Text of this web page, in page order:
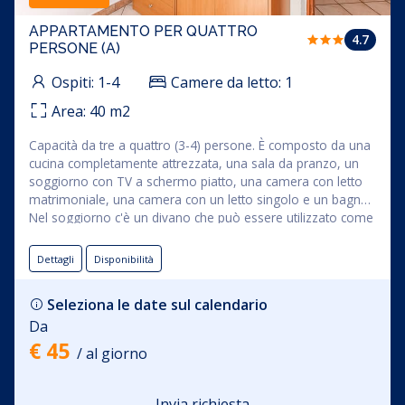
APPARTAMENTO PER QUATTRO
PERSONE (A)
4.7
Ospiti: 1-4 Camere da letto: 1
Area: 40 m2
Capacità da tre a quattro (3-4) persone. È composto da una
cucina completamente attrezzata, una sala da pranzo, un
soggiorno con TV a schermo piatto, una camera con letto
matrimoniale, una camera con un letto singolo e un bagno.
Nel soggiorno c'è un divano che può essere utilizzato come
terrazza coperta dove si trova una zona salotto. Nel prezzo
di affitto dell'appartamento è compreso l'uso di: biancheria
Dettagli Disponibilità
Seleziona le date sul calendario
Da
€ 45 / al giorno